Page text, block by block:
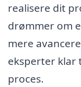
realisere dit
drømmer om
mere
eksperter klar
proces.